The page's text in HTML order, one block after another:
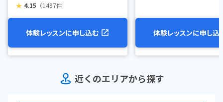
★ 4.15 （1497件
体験レッスンに申し込む 体験レッスンに申し込
近くのエリアから探す